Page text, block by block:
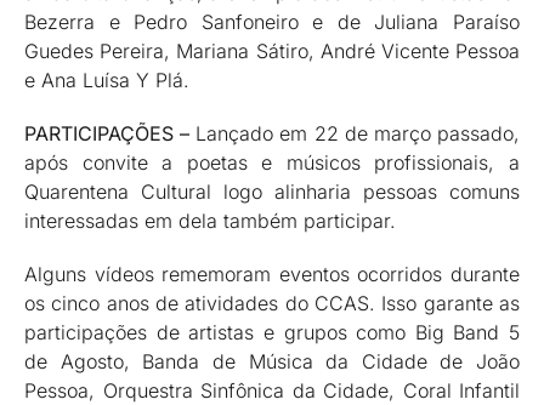
Bezerra e Pedro Sanfoneiro e de Juliana Paraíso
Guedes Pereira, Mariana Sátiro, André Vicente Pessoa
e Ana Luísa Y Plá.
PARTICIPAÇÕES – Lançado em 22 de março passado,
após convite a poetas e músicos profissionais, a
Quarentena Cultural logo alinharia pessoas comuns
interessadas em dela também participar.
Alguns vídeos rememoram eventos ocorridos durante
os cinco anos de atividades do CCAS. Isso garante as
participações de artistas e grupos como Big Band 5
de Agosto, Banda de Música da Cidade de João
Pessoa, Orquestra Sinfônica da Cidade, Coral Infantil